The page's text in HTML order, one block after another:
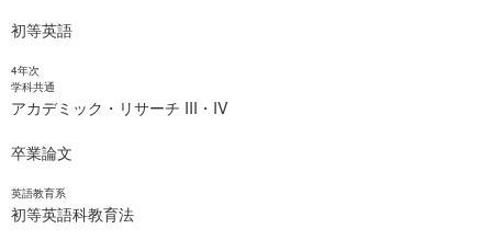
初等英語
4年次
学科共通
アカデミック・リサーチ III・IV
卒業論文
英語教育系
初等英語科教育法